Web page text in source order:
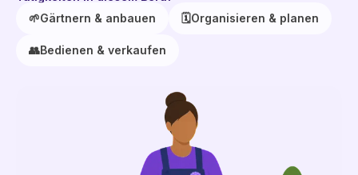
🌱Gärtnern & anbauen 🗓️Organisieren & planen
👥Bedienen & verkaufen